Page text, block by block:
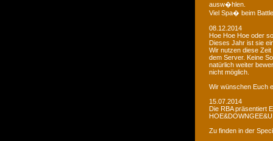
ausw�hlen.
Viel Spa� beim
08.12.2014
Hoe Hoe Hoe oder
Dieses Jahr ist sie
Wir nutzen diese
dem Server. Keine
natürlich weiter
nicht möglich.
Wir wünschen Euch
15.07.2014
Die RBA präsentiert
Zu finden in der